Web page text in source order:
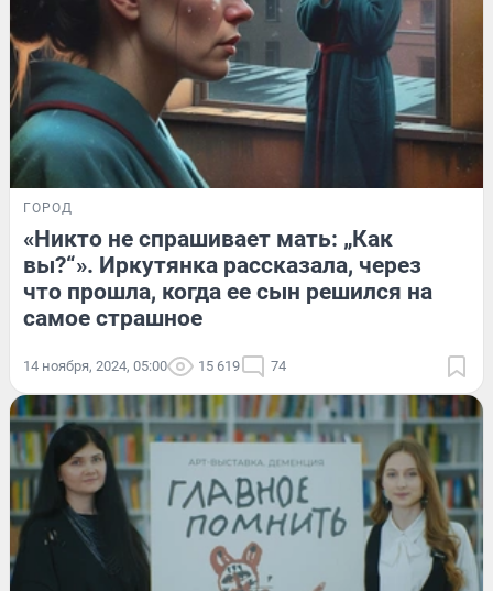
ГОРОД
«Никто не спрашивает мать: „Как
вы?“». Иркутянка рассказала, через
что прошла, когда ее сын решился на
самое страшное
14 ноября, 2024, 05:00 15 619 74